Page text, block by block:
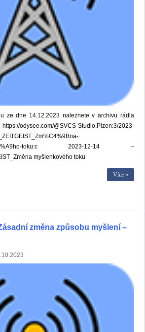
ze dne 14.12.2023 naleznete v archivu rádia
odysee.com/@SVCS-Studio.Plzen:3/2023-
toku:c 2023-12-14 –
myšlenkového toku
Více »
změna způsobu myšlení –